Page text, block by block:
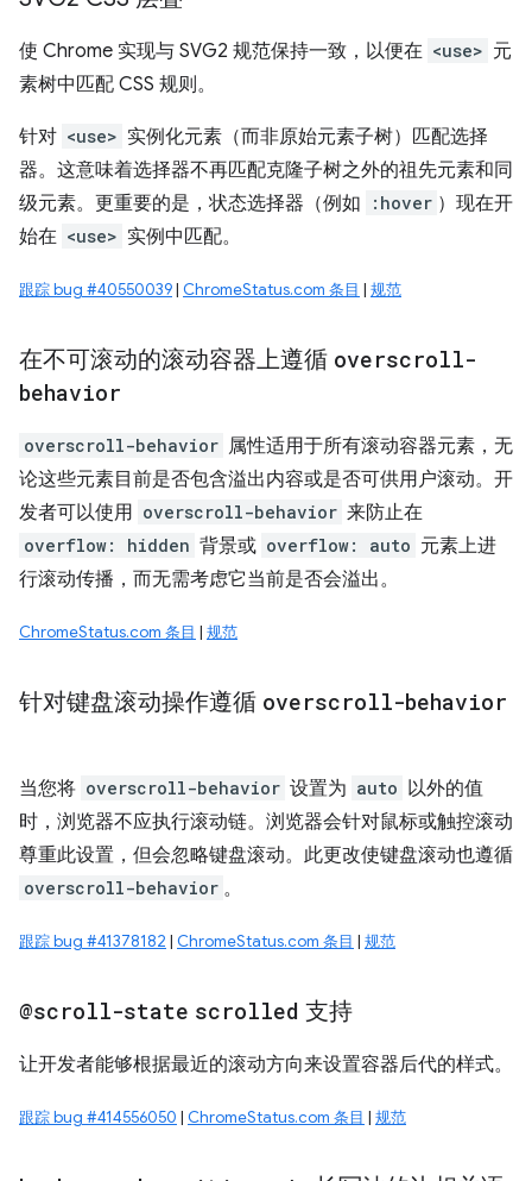
使 Chrome 实现与 SVG2 规范保持一致，以便在 <use> 元
素树中匹配 CSS 规则。
针对 <use> 实例化元素（而非原始元素子树）匹配选择
器。这意味着选择器不再匹配克隆子树之外的祖先元素和同
级元素。更重要的是，状态选择器（例如
:hover ）现在开
始在 <use> 实例中匹配。
跟踪 bug #40550039| ChromeStatus.com 条目 | 规范
在不可滚动的滚动容器上遵循 overscroll-
behavior
overscroll-behavior 属性适用于所有滚动容器元素，无
论这些元素目前是否包含溢出内容或是否可供用户滚动。开
发者可以使用 overscroll-behavior 来防止在
overflow: hidden 背景或 overflow: auto 元素上进
行滚动传播，而无需考虑它当前是否会溢出。
ChromeStatus.com 条目 | 规范
针对键盘滚动操作遵循 overscroll-behavior
当您将 overscroll-behavior 设置为 auto 以外的值
时，浏览器不应执行滚动链。浏览器会针对鼠标或触控滚动
尊重此设置，但会忽略键盘滚动。此更改使键盘滚动也遵循
overscroll-behavior 。
跟踪 bug #41378182 | ChromeStatus.com 条目 | 规范
@scroll-state scrolled 支持
让开发者能够根据最近的滚动方向来设置容器后代的样式。
跟踪 bug #414556050 | ChromeStatus.com 条目 | 规范